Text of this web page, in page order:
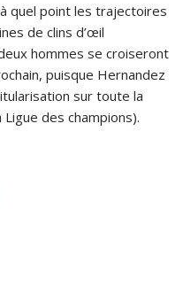
quel point les trajectoires
de clins d’œil
hommes se croiseront
puisque Hernandez
sur toute la
des champions).